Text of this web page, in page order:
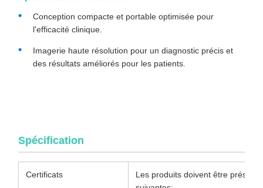
Conception compacte et portable optimisée pour
l'efficacité clinique.
Imagerie haute résolution pour un diagnostic précis et
des résultats améliorés pour les patients.
Spécification
Certificats
Les produits doivent être